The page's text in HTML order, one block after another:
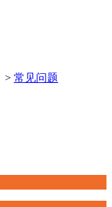
> 常见问题